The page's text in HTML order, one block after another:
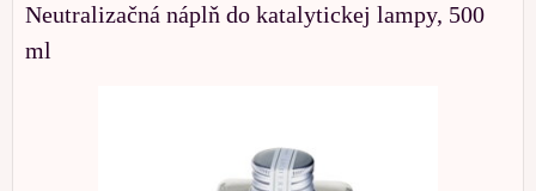
Neutralizačná náplň do katalytickej lampy, 500
ml